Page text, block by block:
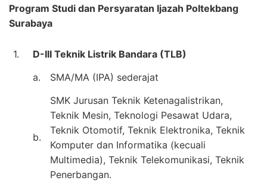
Program Studi dan Persyaratan Ijazah Poltekbang
Surabaya
1.
D-III Teknik Listrik Bandara (TLB)
a.
SMA/MA (IPA) sederajat
b.
SMK Jurusan Teknik Ketenagalistrikan,
Teknik Mesin, Teknologi Pesawat Udara,
Teknik Otomotif, Teknik Elektronika, Teknik
Komputer dan Informatika (kecuali
Multimedia), Teknik Telekomunikasi, Teknik
Penerbangan.